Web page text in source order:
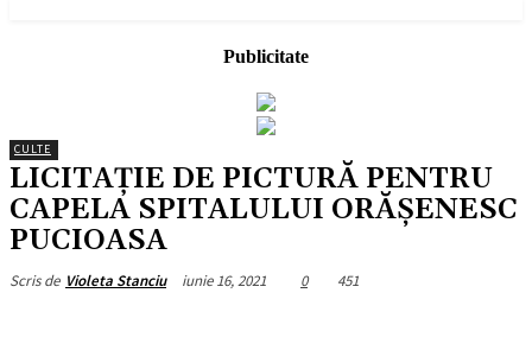
Publicitate
CULTE
LICITAȚIE DE PICTURĂ PENTRU
CAPELA SPITALULUI ORĂȘENESC
PUCIOASA
Scris de Violeta Stanciu iunie 16, 2021 0 451